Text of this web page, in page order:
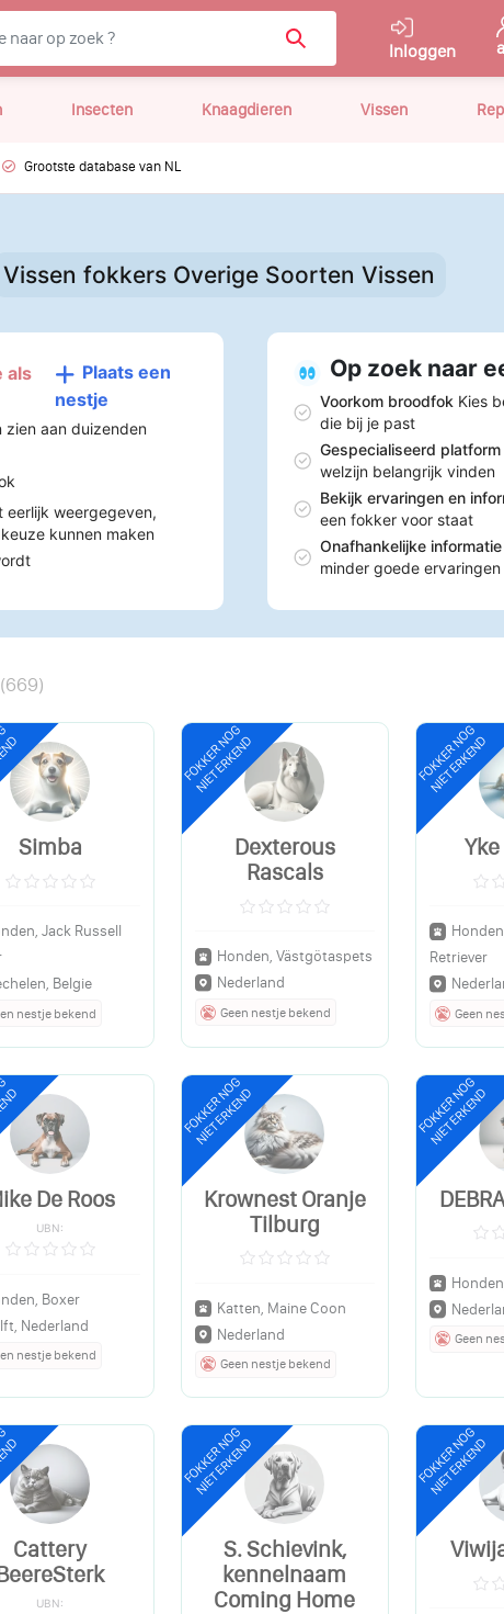
Inloggen
Insecten Knaagdieren Vissen
Grootste database van NL
Vissen fokkers Overige Soorten Vissen
als
Plaats een
nestje
zien aan duizenden
eerlijk weergegeven,
kunnen maken
Op zoek naar
Voorkom broodfok Kies
die bij je past
Gespecialiseerd platform
welzijn belangrijk vinden
Bekijk ervaringen en
een fokker voor staat
Onafhankelijke informatie
minder goede ervaringen
(669)
Simba
Jack Russell
Belgie
nestje bekend
FOKKER NOG
NIET ERKEND
Dexterous
Rascals
Honden, Västgötaspets
Nederland
Geen nestje bekend
FOKKER NOG
NIET ERKEND
Retriever
Geen
De Roos
UBN:
Boxer
Nederland
nestje bekend
FOKKER NOG
NIET ERKEND
Krownest Oranje
Tilburg
Katten, Maine Coon
Nederland
Geen nestje bekend
FOKKER NOG
NIET ERKEND
Geen
Cattery
UBN:
FOKKER NOG
NIET ERKEND
S. Schievink,
kennelnaam
Coming Home
FOKKER NOG
NIET ERKEND